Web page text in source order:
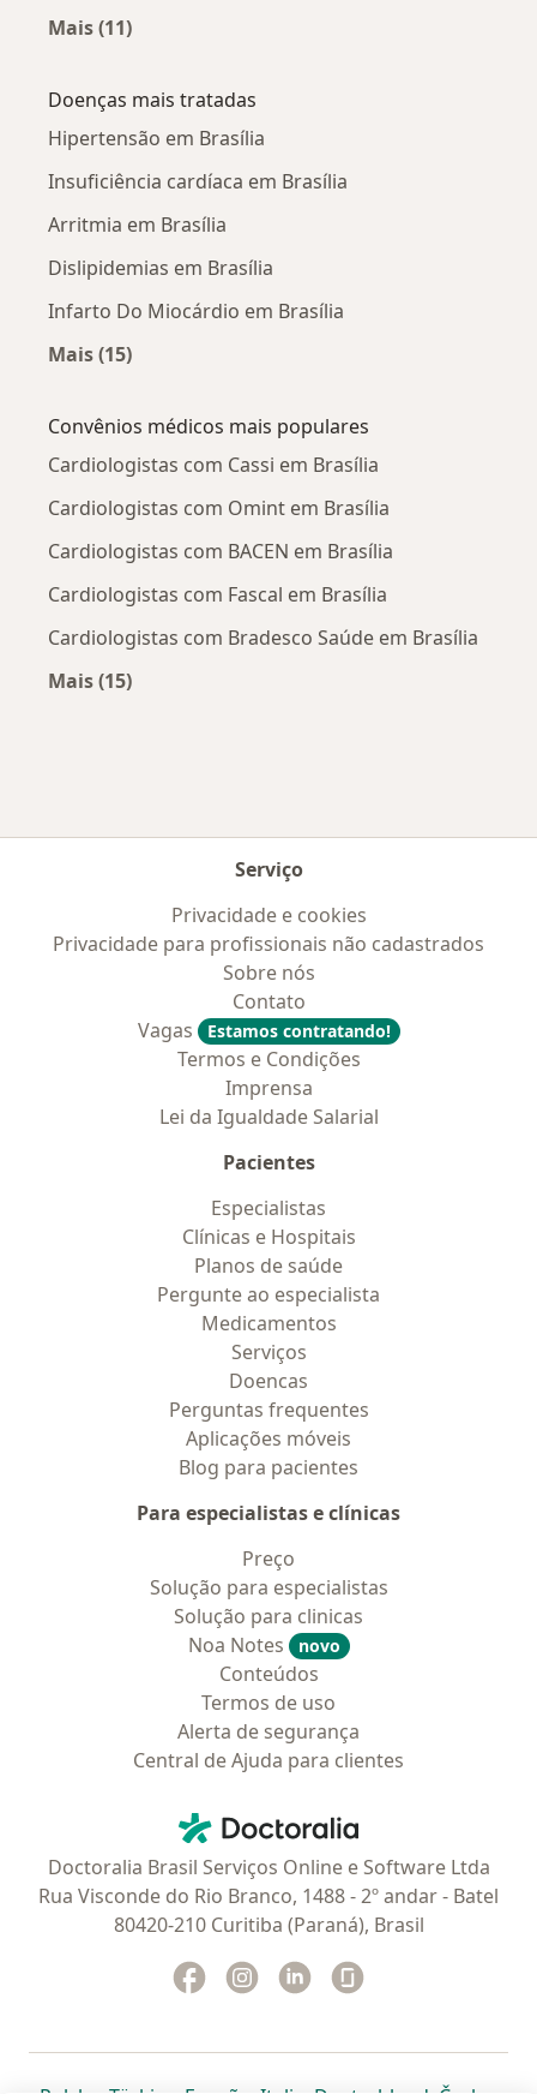
Mais (11)
Doenças mais tratadas
Hipertensão em Brasília
Insuficiência cardíaca em Brasília
Arritmia em Brasília
Dislipidemias em Brasília
Infarto Do Miocárdio em Brasília
Mais (15)
Convênios médicos mais populares
Cardiologistas com Cassi em Brasília
Cardiologistas com Omint em Brasília
Cardiologistas com BACEN em Brasília
Cardiologistas com Fascal em Brasília
Cardiologistas com Bradesco Saúde em Brasília
Mais (15)
Serviço
Privacidade e cookies
Privacidade para profissionais não cadastrados
Sobre nós
Contato
Vagas
Estamos contratando!
Termos e Condições
Imprensa
Lei da Igualdade Salarial
Pacientes
Especialistas
Clínicas e Hospitais
Planos de saúde
Pergunte ao especialista
Medicamentos
Serviços
Doencas
Perguntas frequentes
Aplicações móveis
Blog para pacientes
Para especialistas e clínicas
Preço
Solução para especialistas
Solução para clinicas
Noa Notes
novo
Conteúdos
Termos de uso
Alerta de segurança
Central de Ajuda para clientes
Doctoralia - Homepage
Doctoralia Brasil Serviços Online e Software Ltda
Rua Visconde do Rio Branco, 1488 - 2º andar - Batel
80420-210 Curitiba (Paraná), Brasil
Facebook
abre num novo separador
Instagram
abre num novo separador
Linkedin
abre num novo